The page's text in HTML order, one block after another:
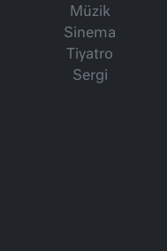
Müzik
Sinema
Tiyatro
Sergi